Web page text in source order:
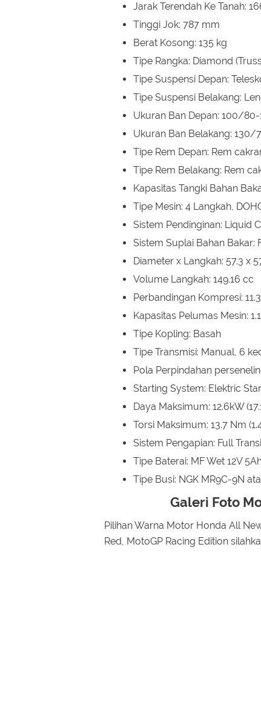
Jarak Terendah Ke Tanah:
Tinggi Jok: 787 mm
Berat Kosong: 135 kg
Tipe Rangka: Diamond
Tipe Suspensi Depan:
Tipe Suspensi Belakang:
Ukuran Ban Depan: 100/80-
Ukuran Ban Belakang: 130/
Tipe Rem Depan: Rem
Tipe Rem Belakang: Rem
Kapasitas Tangki Bahan
Tipe Mesin: 4 Langkah,
Sistem Pendinginan: Liquid
Sistem Suplai Bahan Bakar:
Diameter x Langkah: 57.3 x
Volume Langkah: 149.16 cc
Perbandingan Kompresi: 11.3
Kapasitas Pelumas Mesin:
Tipe Kopling: Basah
Tipe Transmisi: Manual, 6
Pola Perpindahan
Starting System: Elektric
Daya Maksimum: 12.6kW
Torsi Maksimum: 13.7 Nm
Sistem Pengapian: Full
Tipe Baterai: MF Wet 12V
Tipe Busi: NGK MR9C-9N
Galeri Foto
Pilihan Warna Motor Honda All
Red, MotoGP Racing Edition